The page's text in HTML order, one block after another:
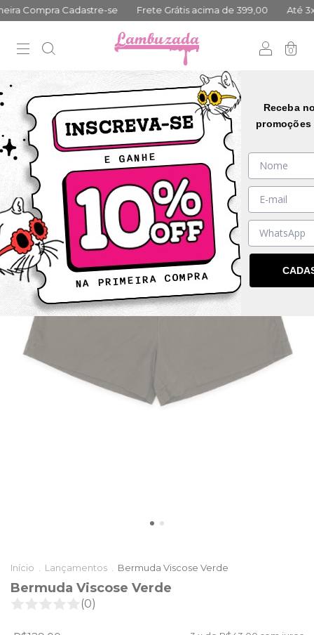
Compra Cadastre-se Frete Grátis acima de 399,00 Até 3x no
0
DESCONTO PROGRESSIVO
Início Lançamentos Bermuda Viscose Verde
Bermuda Viscose Verde
(0)
Receba